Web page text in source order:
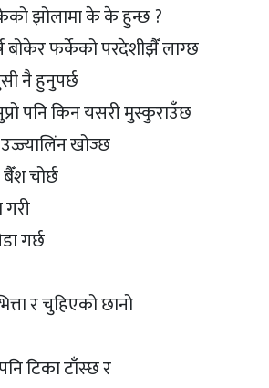
झोलामा के के हुन्छ ?
बोकेर फर्केको परदेशीझैँ लाग्छ
नै हुनुपर्छ
पनि किन यसरी मुस्कुराउँछ
खोज्छ
चोर्छ
गर्छ
र चुहिएको छानो
टिका टाँस्छ र